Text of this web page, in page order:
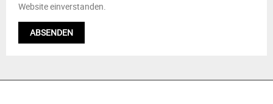
Website einverstanden.